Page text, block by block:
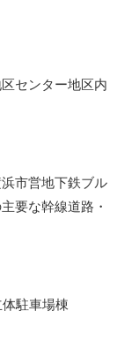
センター地区内
市営地下鉄ブル
要な幹線道路・
駐車場棟